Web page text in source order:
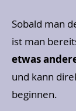
Sobald man
ist man
etwas
und kann
beginnen.